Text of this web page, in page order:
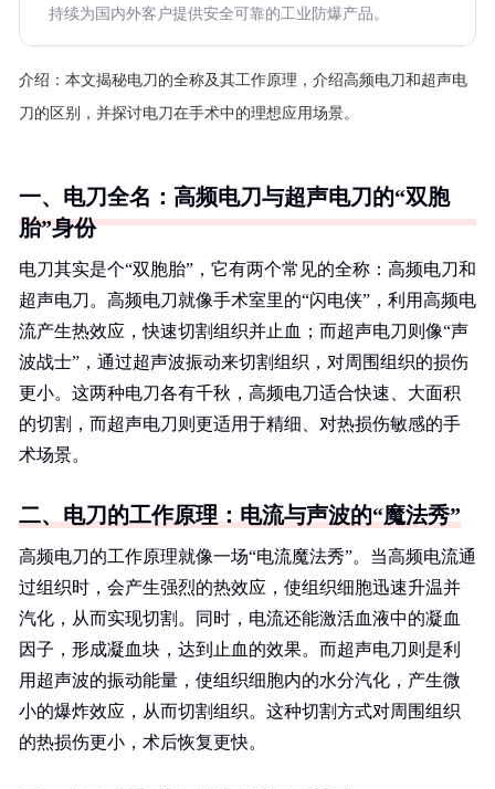
持续为国内外客户提供安全可靠的工业防爆产品。
介绍： 本文揭秘电刀的全称及其工作原理，介绍高频电刀和超声电
刀的区别，并探讨电刀在手术中的理想应用场景。
一、电刀全名：高频电刀与超声电刀的“双胞
胎”身份
电刀其实是个“双胞胎”，它有两个常见的全称：高频电刀和
超声电刀。高频电刀就像手术室里的“闪电侠”，利用高频电
流产生热效应，快速切割组织并止血；而超声电刀则像“声
波战士”，通过超声波振动来切割组织，对周围组织的损伤
更小。这两种电刀各有千秋，高频电刀适合快速、大面积
的切割，而超声电刀则更适用于精细、对热损伤敏感的手
术场景。
二、电刀的工作原理：电流与声波的“魔法秀”
高频电刀的工作原理就像一场“电流魔法秀”。当高频电流通
过组织时，会产生强烈的热效应，使组织细胞迅速升温并
汽化，从而实现切割。同时，电流还能激活血液中的凝血
因子，形成凝血块，达到止血的效果。而超声电刀则是利
用超声波的振动能量，使组织细胞内的水分汽化，产生微
小的爆炸效应，从而切割组织。这种切割方式对周围组织
的热损伤更小，术后恢复更快。